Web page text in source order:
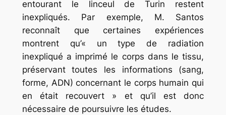
entourant le linceul de Turin restent
inexpliqués. Par exemple, M. Santos
reconnaît que certaines expériences
montrent qu’« un type de radiation
inexpliqué a imprimé le corps dans le tissu,
préservant toutes les informations (sang,
forme, ADN) concernant le corps humain qui
en était recouvert » et qu’il est donc
nécessaire de poursuivre les études.